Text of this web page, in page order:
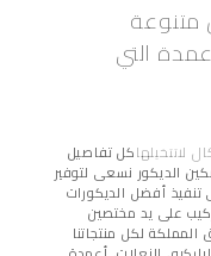
التي
كل تفاصيل
الديكور نسعى لتوفير
أفضل الديكورات
على يد مختصين
لكل منتجاتنا